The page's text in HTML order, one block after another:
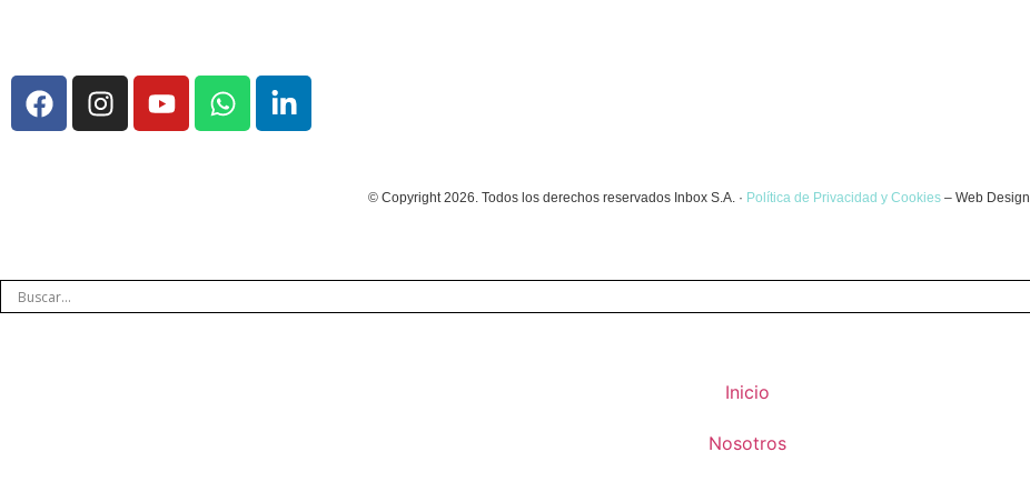
© Copyright 2026. Todos los derechos reservados Inbox S.A. · Política de Privacidad y Cookies– Web Design
Inicio
Nosotros